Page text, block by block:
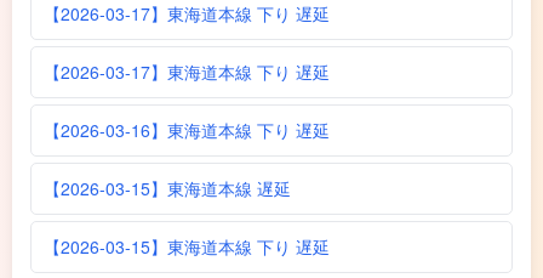
【2026-03-17】東海道本線 下り 遅延
【2026-03-17】東海道本線 下り 遅延
【2026-03-16】東海道本線 下り 遅延
【2026-03-15】東海道本線 遅延
【2026-03-15】東海道本線 下り 遅延